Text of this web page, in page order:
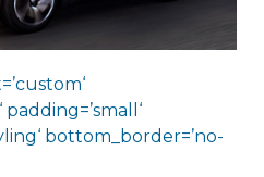
bottom_border=’no-